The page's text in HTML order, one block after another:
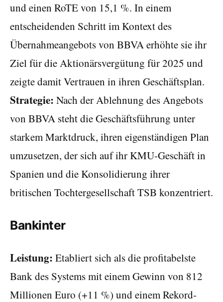
und einen RoTE von 15,1 %. In einem
entscheidenden Schritt im Kontext des
Übernahmeangebots von BBVA erhöhte sie ihr
Ziel für die Aktionärsvergütung für 2025 und
zeigte damit Vertrauen in ihren Geschäftsplan.
Strategie: Nach der Ablehnung des Angebots
von BBVA steht die Geschäftsführung unter
starkem Marktdruck, ihren eigenständigen Plan
umzusetzen, der sich auf ihr KMU-Geschäft in
Spanien und die Konsolidierung ihrer
britischen Tochtergesellschaft TSB konzentriert.
Bankinter
Leistung: Etabliert sich als die profitabelste
Bank des Systems mit einem Gewinn von 812
Millionen Euro (+11 %) und einem Rekord-